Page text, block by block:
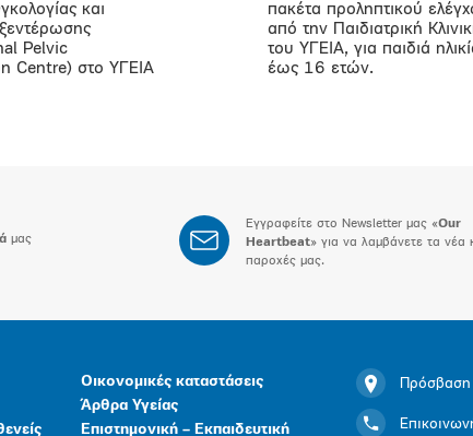
και
Pelvic
Centre) στο ΥΓΕΙΑ
πακέτα προληπτικού
από την Παιδιατρική
του ΥΓΕΙΑ, για παιδιά
έως 16 ετών.
μας
Εγγραφείτε στο Newsletter μας «Our
Heartbeat» για να λαμβάνετε τα νέα
παροχές μας.
Οικονομικές καταστάσεις
Άρθρα Υγείας
Επιστημονική – Εκπαιδευτική
Πρόσβαση